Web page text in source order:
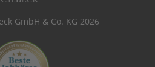
GmbH & Co. KG 2026